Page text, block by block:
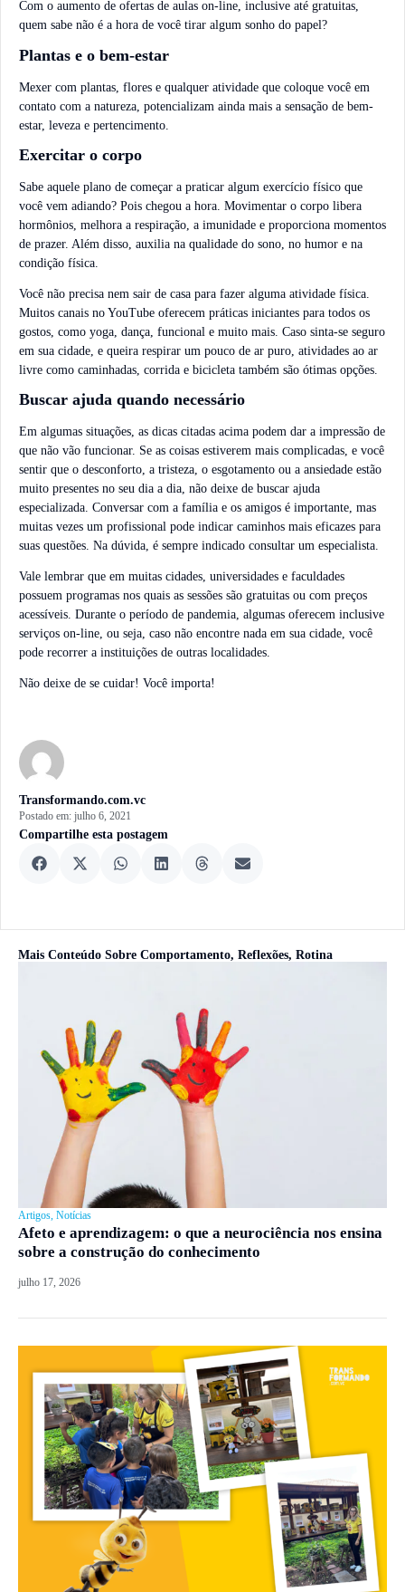
Transformando.com.vc
Postado em: julho 6, 2021
Compartilhe esta postagem
Com o aumento de ofertas de aulas on-line, inclusive até gratuitas,
quem sabe não é a hora de você tirar algum sonho do papel?
Plantas e o bem-estar
Mexer com plantas, flores e qualquer atividade que coloque você em
contato com a natureza, potencializam ainda mais a sensação de bem-
estar, leveza e pertencimento.
Exercitar o corpo
Sabe aquele plano de começar a praticar algum exercício físico que
você vem adiando? Pois chegou a hora. Movimentar o corpo libera
hormônios, melhora a respiração, a imunidade e proporciona momentos
de prazer. Além disso, auxilia na qualidade do sono, no humor e na
condição física.
Você não precisa nem sair de casa para fazer alguma atividade física.
Muitos canais no YouTube oferecem práticas iniciantes para todos os
gostos, como yoga, dança, funcional e muito mais. Caso sinta-se seguro
em sua cidade, e queira respirar um pouco de ar puro, atividades ao ar
livre como caminhadas, corrida e bicicleta também são ótimas opções.
Buscar ajuda quando necessário
Em algumas situações, as dicas citadas acima podem dar a impressão de
que não vão funcionar. Se as coisas estiverem mais complicadas, e você
sentir que o desconforto, a tristeza, o esgotamento ou a ansiedade estão
muito presentes no seu dia a dia, não deixe de buscar ajuda
especializada. Conversar com a família e os amigos é importante, mas
muitas vezes um profissional pode indicar caminhos mais eficazes para
suas questões. Na dúvida, é sempre indicado consultar um especialista.
Vale lembrar que em muitas cidades, universidades e faculdades
possuem programas nos quais as sessões são gratuitas ou com preços
acessíveis. Durante o período de pandemia, algumas oferecem inclusive
serviços on-line, ou seja, caso não encontre nada em sua cidade, você
pode recorrer a instituições de outras localidades.
Não deixe de se cuidar! Você importa!
Mais Conteúdo Sobre Comportamento, Reflexões, Rotina
Artigos, Notícias
Afeto e aprendizagem: o que a neurociência nos ensina
sobre a construção do conhecimento
julho 17, 2026